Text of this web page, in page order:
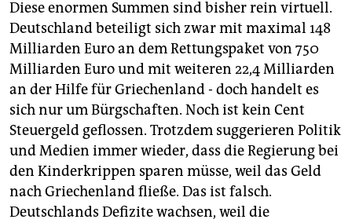
epaper login
Diese enormen Summen sind bisher rein virtuell.
Deutschland beteiligt sich zwar mit maximal 148
Milliarden Euro an dem Rettungspaket von 750
Milliarden Euro und mit weiteren 22,4 Milliarden
an der Hilfe für Griechenland - doch handelt es
sich nur um Bürgschaften. Noch ist kein Cent
Steuergeld geflossen. Trotzdem suggerieren Politik
und Medien immer wieder, dass die Regierung bei
den Kinderkrippen sparen müsse, weil das Geld
nach Griechenland fließe. Das ist falsch.
Deutschlands Defizite wachsen, weil die